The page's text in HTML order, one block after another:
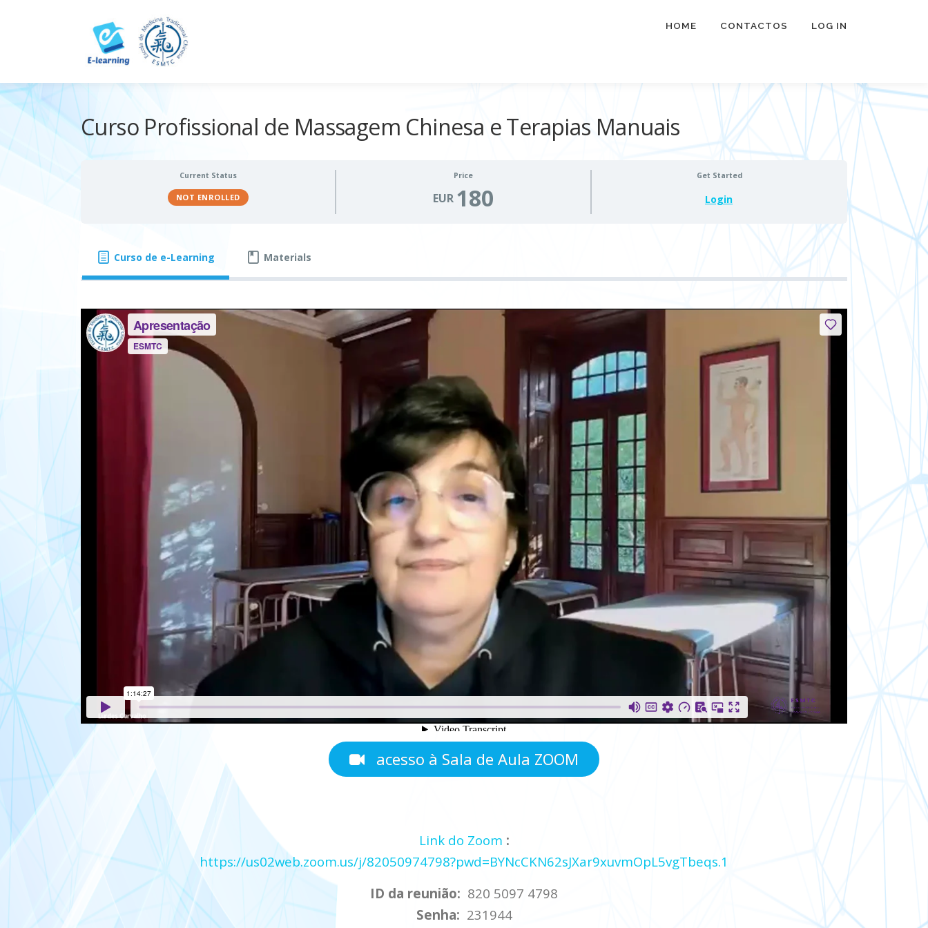
HOME CONTACTOS LOG IN
Curso Profissional de Massagem Chinesa e Terapias Manuais
Current Status
NOT ENROLLED
Price
EUR 180
Get Started
Login
Curso de e-Learning Materials
acesso à Sala de Aula ZOOM
Link do Zoom :
https://us02web.zoom.us/j/82050974798?pwd=BYNcCKN62sJXar9xuvmOpL5vgTbeqs.1
ID da reunião: 820 5097 4798
Senha: 231944